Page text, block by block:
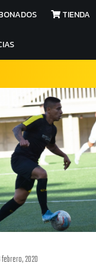
TIENDA
febrero, 2020